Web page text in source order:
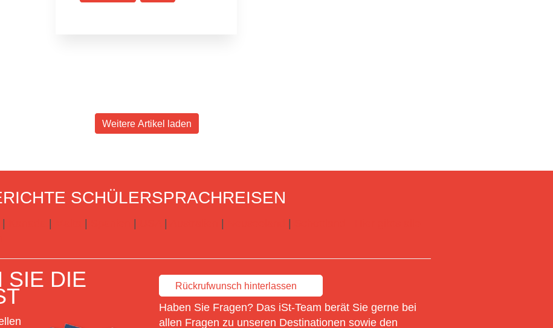
Weitere Artikel laden
SCHÜLERSPRACHREISEN
SIE DIE Rückrufwunsch hinterlassen
Haben Sie Fragen? Das iSt-Team berät Sie gerne bei
allen Fragen zu unseren Destinationen sowie den